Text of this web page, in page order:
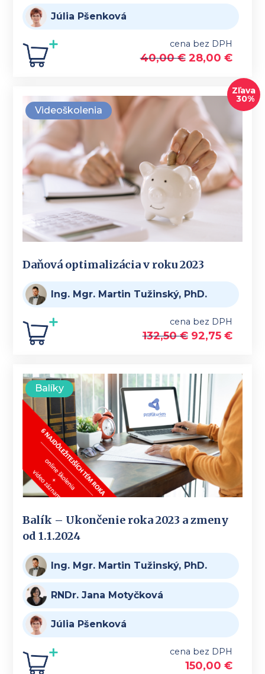
Júlia Pšenková
cena bez DPH
40,00€ 28,00 €
Videoškolenia
Zľava
30%
Daňová optimalizácia v roku 2023
Ing. Mgr. Martin Tužinský, PhD.
cena bez DPH
132,50€ 92,75 €
Balíky
Balík – Ukončenie roka 2023 a zmeny
od 1.1.2024
Ing. Mgr. Martin Tužinský, PhD.
RNDr. Jana Motyčková
Júlia Pšenková
cena bez DPH
150,00 €